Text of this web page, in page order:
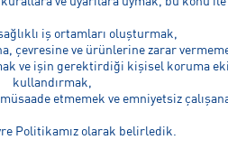
iş ortamları oluşturmak,
çevresine ve ürünlerine zarar
ve işin gerektirdiği kişisel koruma
kullandırmak,
etmemek ve emniyetsiz
Politikamız olarak belirledik.